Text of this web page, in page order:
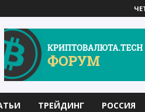
ТРЕЙДИНГ РОССИЯ